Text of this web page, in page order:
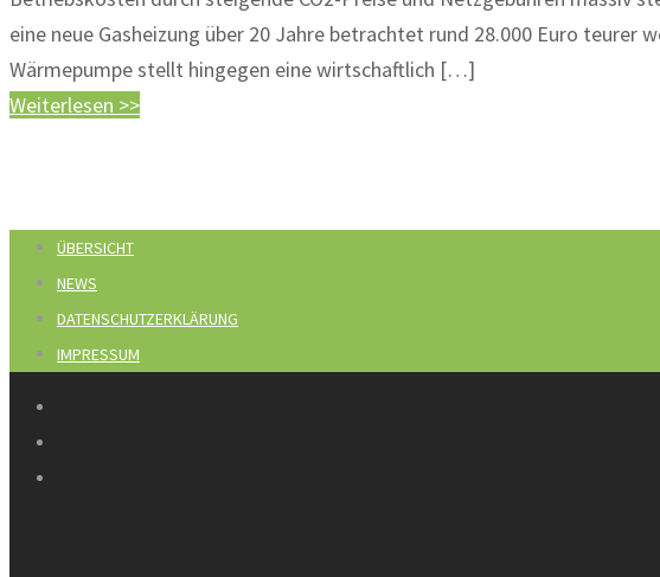
eine neue Gasheizung über 20 Jahre betrachtet rund 28.000 Euro teurer
Wärmepumpe stellt hingegen eine wirtschaftlich […]
Weiterlesen >>
ÜBERSICHT
NEWS
DATENSCHUTZERKLÄRUNG
IMPRESSUM